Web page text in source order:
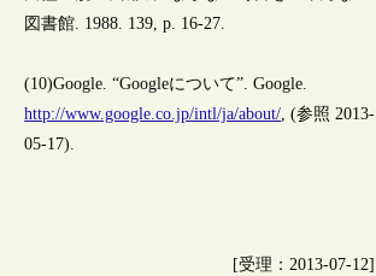
図書館. 1988. 139, p. 16-27.
(10)Google. “Googleについて”. Google.
http://www.google.co.jp/intl/ja/about/ , (参照 2013-
05-17).
[受理：2013-07-12]